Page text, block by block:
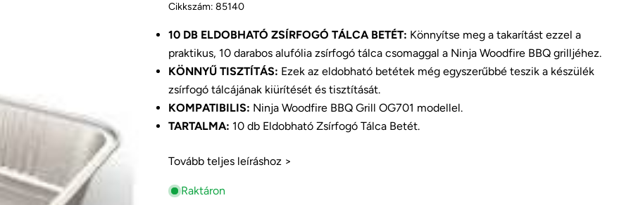
Cikkszám: 85140
10 DB ELDOBHATÓ ZSÍRFOGÓ TÁLCA BETÉT: Könnyítse meg a takarítást ezzel a
praktikus, 10 darabos alufólia zsírfogó tálca csomaggal a Ninja Woodfire BBQ grilljéhez.
KÖNNYŰ TISZTÍTÁS: Ezek az eldobható betétek még egyszerűbbé teszik a készülék
zsírfogó tálcájának kiürítését és tisztítását.
KOMPATIBILIS: Ninja Woodfire BBQ Grill OG701 modellel.
TARTALMA: 10 db Eldobható Zsírfogó Tálca Betét.
Tovább teljes leíráshoz >
Raktáron
Kérdezz a termékről